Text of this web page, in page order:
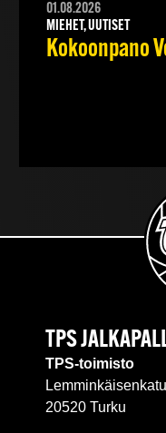
01.08.2026
MIEHET, UUTISET
Kokoonpano
TPS
TPS-toimisto
20520 Turku